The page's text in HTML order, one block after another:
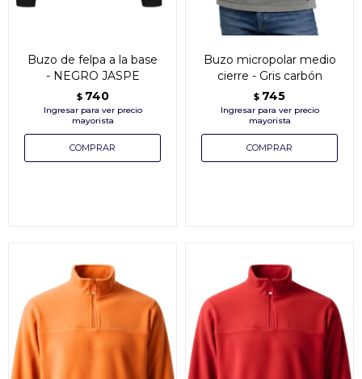
Buzo de felpa a la base
- NEGRO JASPE
$ 740
Buzo micropolar medio
cierre - Gris carbón
$ 745